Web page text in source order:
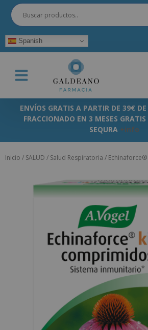
Spanish
ENVÍOS GRATIS A PARTIR DE 39€
FRACCIONADO EN 3 MESES
SEQURA +info
Inicio / SALUD / Salud Respiratoria /